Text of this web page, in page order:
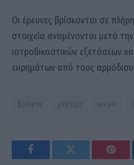
Οι έρευνες βρίσκονται σε
στοιχεία αναμένονται μετά
ιατροδικαστικών εξετάσεων
ευρημάτων από τους
βρέφος μητέρα νεκρό
FacebookTwitter